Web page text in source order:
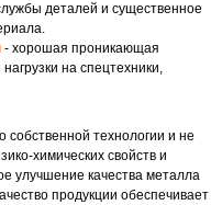
деталей и существенное
- хорошая проникающая
на спецтехники,
собственной технологии и не
химических свойств и
улучшение качества металла
продукции обеспечивает